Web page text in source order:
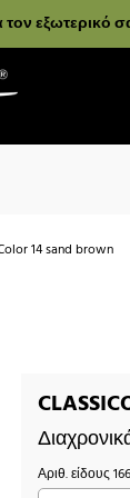
εξωτερικό
14 sand brown
Αριθ. είδους